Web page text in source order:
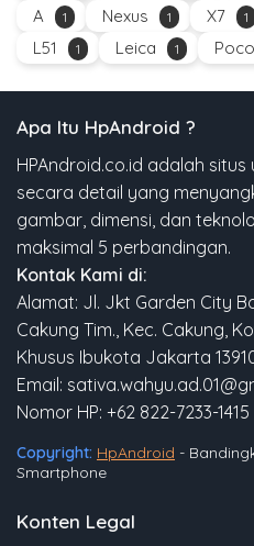
A 1 Nexus 1 X7 1
L51 1 Leica 1
Apa Itu HpAndroid ?
HPAndroid.co.id adalah
secara detail yang
gambar, dimensi, dan
maksimal 5 perbandingan.
Kontak Kami di:
Alamat: Jl. Jkt Garden City
Cakung Tim., Kec. Cakung,
Khusus Ibukota Jakarta
Email:
Nomor HP: +62 822-7233-1415
Copyright: HpAndroid -
Smartphone
Konten Legal